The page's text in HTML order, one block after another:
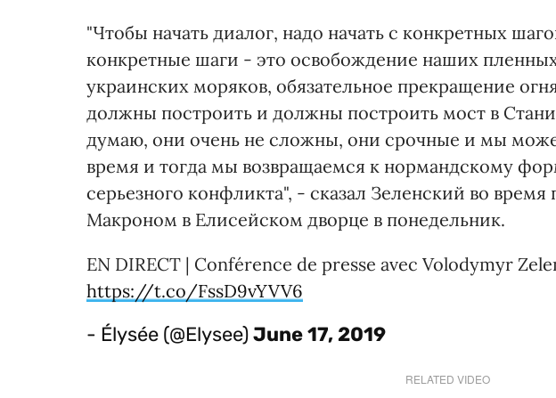
"Чтобы начать диалог, надо начать с конкретных
конкретные шаги - это освобождение наших
украинских моряков, обязательное прекращение
должны построить и должны построить мост в
думаю, они очень не сложны, они срочные и мы
время и тогда мы возвращаемся к нормандскому
серьезного конфликта", - сказал Зеленский во
Макроном в Елисейском дворце в понедельник.
EN DIRECT | Conférence de presse avec Volodymyr
https://t.co/FssD9vYVV6
- Élysée (@Elysee)June 17, 2019
RELATED VIDEO